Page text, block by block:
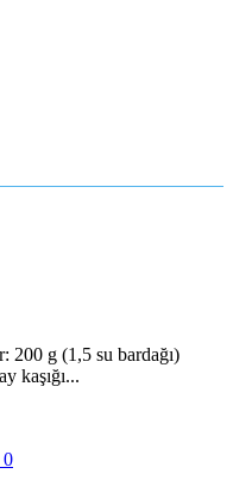
200 g (1,5 su bardağı)
kaşığı...
0